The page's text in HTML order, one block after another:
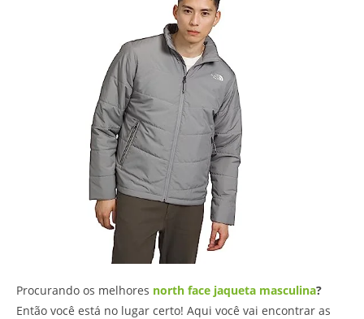
Procurando os melhores north face jaqueta masculina?
Então você está no lugar certo! Aqui você vai encontrar as